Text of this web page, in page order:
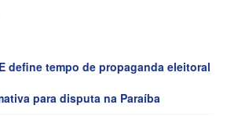
define tempo de propaganda eleitoral
para disputa na Paraíba